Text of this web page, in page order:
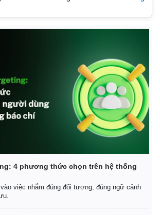
4 phương thức chọn trên hệ thống
việc nhắm đúng đối tượng, đúng ngữ cảnh